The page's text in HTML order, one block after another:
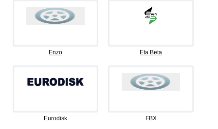
Enzo Eta Beta
Eurodisk FBX